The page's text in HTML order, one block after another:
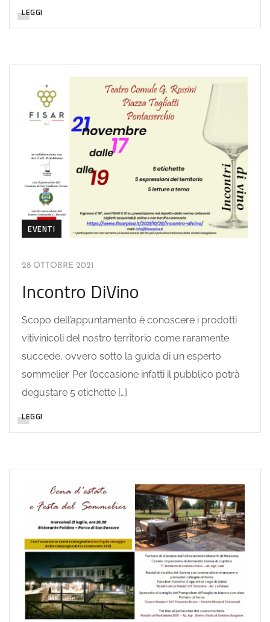
LEGGI
EVENTI
28 OTTOBRE 2021
Incontro DiVino
Scopo dell’appuntamento è conoscere i prodotti
vitivinicoli del nostro territorio come raramente
succede, ovvero sotto la guida di un esperto
sommelier. Per l’occasione infatti il pubblico potrà
degustare 5 etichette […]
LEGGI